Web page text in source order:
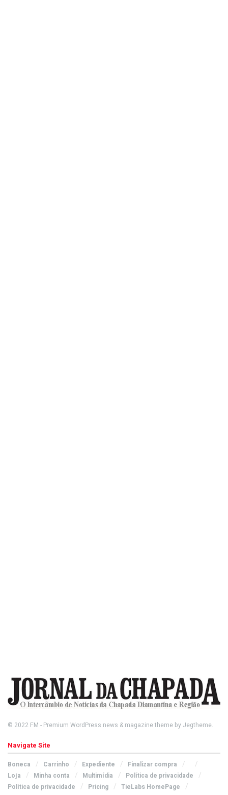
© 2022 FM - Premium WordPress news & magazine theme by Jegtheme.
Navigate Site
Boneca Carrinho Expediente
Finalizar compra
Loja
Minha conta Multimídia
Política de privacidade
Política de privacidade
Pricing
TieLabs HomePage